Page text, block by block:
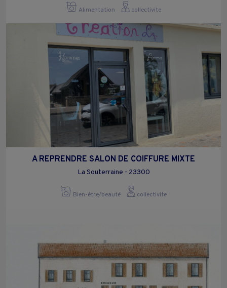
Alimentation collectivite
A REPRENDRE SALON DE COIFFURE MIXTE
La Souterraine - 23300
Bien-être/beauté collectivite